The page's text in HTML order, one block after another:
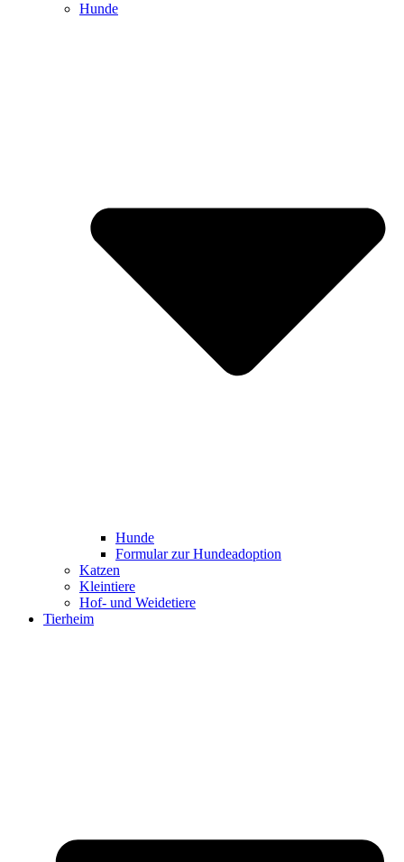
Hunde
Hunde
Formular zur Hundeadoption
Katzen
Kleintiere
Hof- und Weidetiere
Tierheim